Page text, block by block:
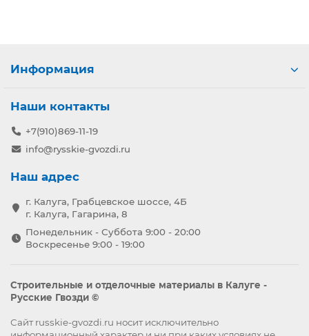
Информация
Наши контакты
+7(910)869-11-19
info@rysskie-gvozdi.ru
Наш адрес
г. Калуга, Грабцевское шоссе, 4Б
г. Калуга, Гагарина, 8
Понедельник - Суббота 9:00 - 20:00
Воскресенье 9:00 - 19:00
Строительные и отделочные материалы в Калуге -
Русские Гвозди ©
Сайт russkie-gvozdi.ru носит исключительно